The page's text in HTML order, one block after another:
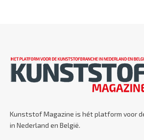
Kunststof Magazine is hét platform voor
in Nederland en België.